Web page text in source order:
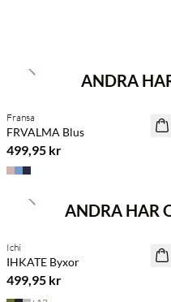
ANDRA
NYHET
Köp min. 2 & spara 20 %
Fransa
FRVALMA Blus
499,95 kr
Previous slide
ANDRA HAR
NYHET
Köp min. 2 & spara 20 %
Ichi
IHKATE Byxor
499,95 kr
Previous slide